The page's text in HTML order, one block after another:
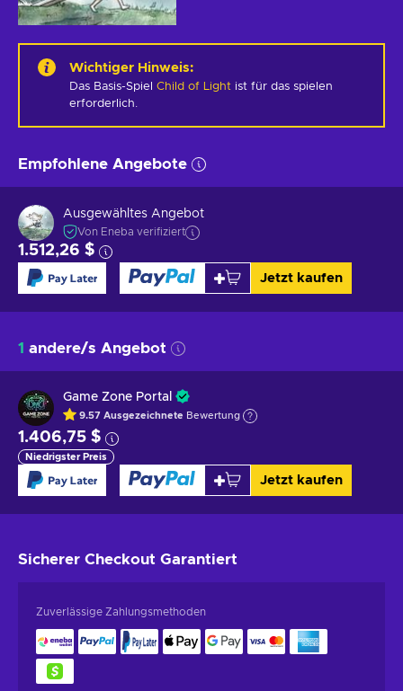
Wichtiger Hinweis:
Das Basis-Spiel Child of Light ist für das spielen
erforderlich.
Empfohlene Angebote
Ausgewähltes Angebot
Von Eneba verifiziert
1.512,26 $
Jetzt kaufen
1 andere/s Angebot
Game Zone Portal
9.57 Ausgezeichnete Bewertung
1.406,75 $
Niedrigster Preis
Jetzt kaufen
Sicherer Checkout Garantiert
Zuverlässige Zahlungsmethoden